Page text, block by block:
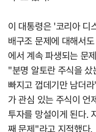
이 대통령은 '코리아 디
배구조 문제에 대해서
에서 계속 파생되는 문
"분명 알토란 주식을
빠지고 껍데기만 남더
가 관심 있는 주식이 언
투자를 망설이게 된다.
째 문제"라고 지적했다.